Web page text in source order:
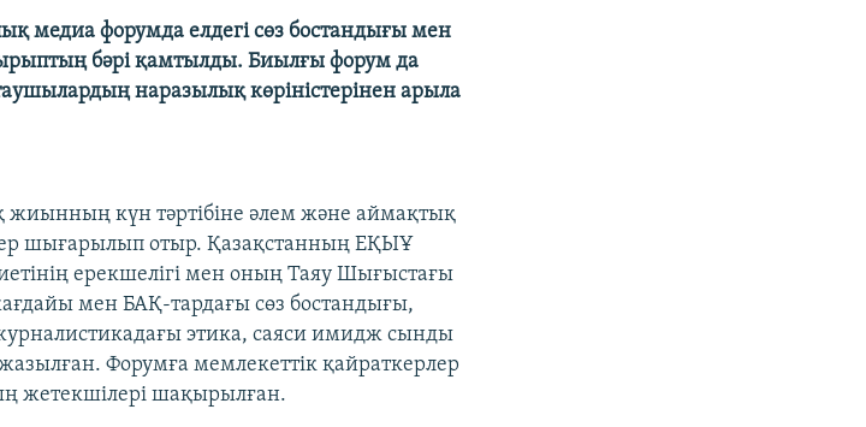
медиа форумда елдегі сөз бостандығы мен
бәрі қамтылды. Биылғы форум да
наразылық көріністерінен арыла
жиынның күн тәртібіне әлем және аймақтық
шығарылып отыр. Қазақстанның ЕҚЫҰ
ерекшелігі мен оның Таяу Шығыстағы
мен БАҚ-тардағы сөз бостандығы,
этика, саяси имидж сынды
Форумға мемлекеттік қайраткерлер
жетекшілері шақырылған.